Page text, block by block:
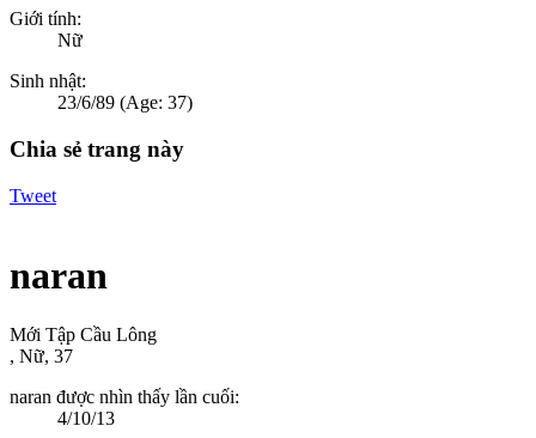
Giới tính:
Nữ
Sinh nhật:
23/6/89 (Age: 37)
Chia sẻ trang này
Tweet
naran
Mới Tập Cầu Lông
, Nữ, 37
naran được nhìn thấy lần cuối:
4/10/13